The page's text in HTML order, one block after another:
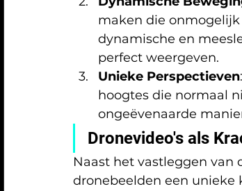
maken die
dynamische en
perfect weergeven.
Unieke Perspectieven
hoogtes die normaal
ongeëvenaarde
Dronevideo's als
Naast het vastleggen
dronebeelden een unieke